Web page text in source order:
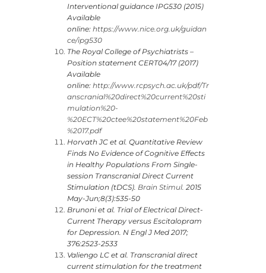
Interventional guidance IPG530 (2015)
Available
online: https://www.nice.org.uk/guidan
ce/ipg530
The Royal College of Psychiatrists –
Position statement CERT04/17 (2017)
Available
online: http://www.rcpsych.ac.uk/pdf/Tr
anscranial%20direct%20current%20sti
mulation%20-
%20ECT%20ctee%20statement%20Feb
%2017.pdf
Horvath JC et al. Quantitative Review
Finds No Evidence of Cognitive Effects
in Healthy Populations From Single-
session Transcranial Direct Current
Stimulation (tDCS). Brain Stimul. 2015
May-Jun;8(3):535-50
Brunoni et al. Trial of Electrical Direct-
Current Therapy versus Escitalopram
for Depression. N Engl J Med 2017;
376:2523-2533
Valiengo LC et al. Transcranial direct
current stimulation for the treatment